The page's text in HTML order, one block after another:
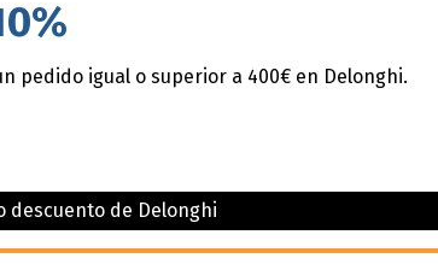
pedido igual o superior a 400€ en Delonghi.
descuento de Delonghi